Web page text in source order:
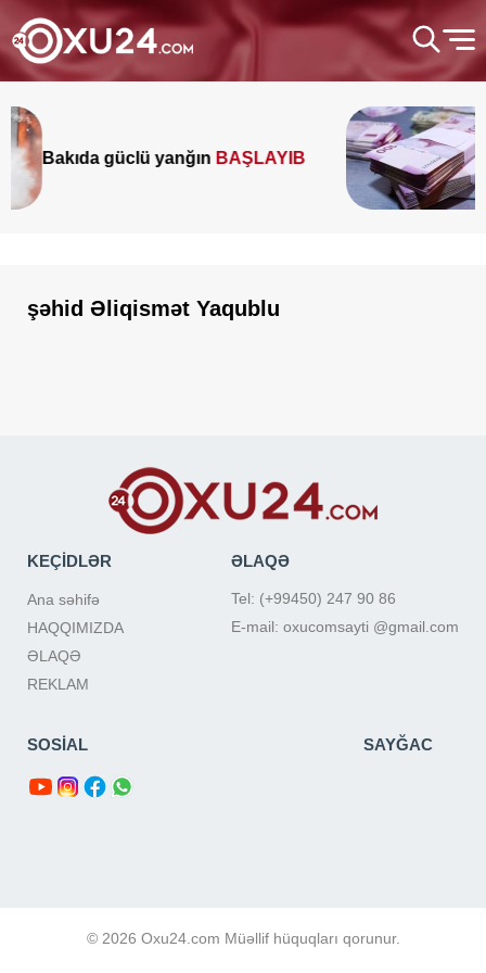
güclü yanğınBAŞLAYIB
şəhid Əliqismət Yaqublu
KEÇİDLƏR
Ana səhifə
HAQQIMIZDA
ƏLAQƏ
REKLAM
ƏLAQƏ
Tel: (+99450) 247 90 86
E-mail: oxucomsayti @gmail.com
SOSİAL SAYĞAC
© 2026 Oxu24.com Müəllif hüquqları qorunur.